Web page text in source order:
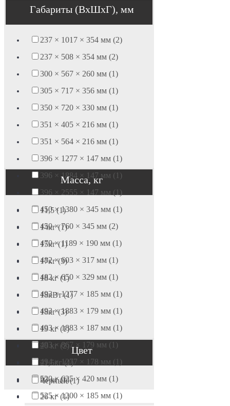
Габариты (ВхШхГ), мм
237 × 1017 × 354 мм (2)
237 × 508 × 354 мм (2)
300 × 567 × 260 мм (1)
305 × 717 × 356 мм (1)
350 × 720 × 330 мм (1)
351 × 405 × 216 мм (1)
351 × 564 × 216 мм (1)
396 × 1277 × 147 мм (1)
396 × 1884 × 147 мм (1)
396 × 2555 × 147 мм (1)
450 × 1380 × 345 мм (1)
450 × 760 × 345 мм (2)
470 × 1189 × 190 мм (1)
482 × 603 × 317 мм (1)
482 × 650 × 329 мм (1)
493 × 1277 × 185 мм (1)
493 × 1883 × 179 мм (1)
493 × 1883 × 187 мм (1)
493 × 867 × 179 мм (1)
494 × 1277 × 178 мм (1)
520 × 625 × 420 мм (1)
525 × 1200 × 185 мм (1)
Масса, кг
11,5 (1)
14кг (1)
15кг (1)
17кг (3)
18 кг (1)
18кВт (1)
18кг (3)
19 кг (1)
20 кг (2)
21,5кг (1)
23 кг (1)
26 кг (1)
Цвет
Черный (1)